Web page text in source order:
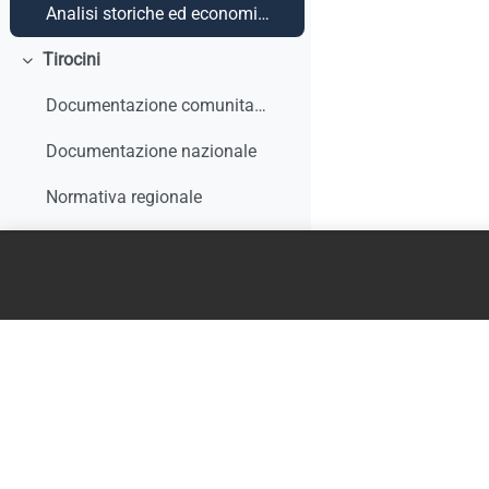
Analisi storiche ed economiche sulle origini dell'apprendistato e le sue trasformazioni
Minimizza
Tirocini
Documentazione comunitaria
Documentazione nazionale
Normativa regionale